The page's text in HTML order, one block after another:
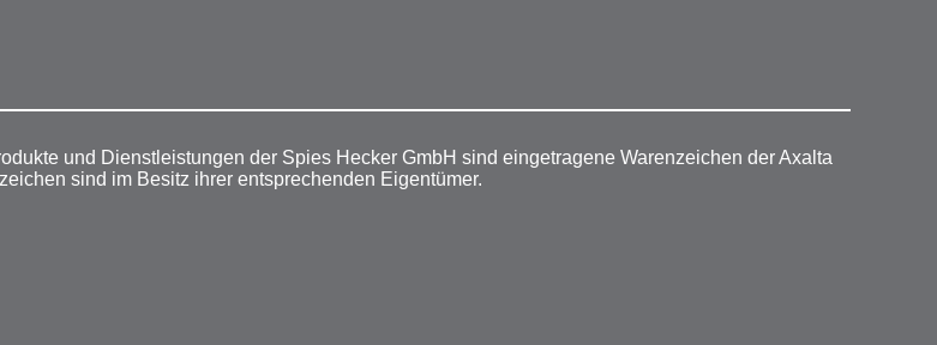
und Dienstleistungen der Spies Hecker GmbH sind eingetragene Warenzeichen der Axalta
sind im Besitz ihrer entsprechenden Eigentümer.